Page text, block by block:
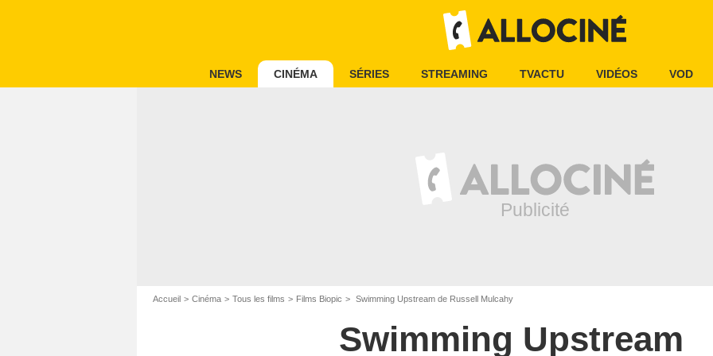
NEWS CINÉMA SÉRIES STREAMING TVACTU VIDÉOS VOD
Accueil Cinéma Tous les films Films Biopic Swimming Upstream de Russell Mulcahy
Swimming Upstream